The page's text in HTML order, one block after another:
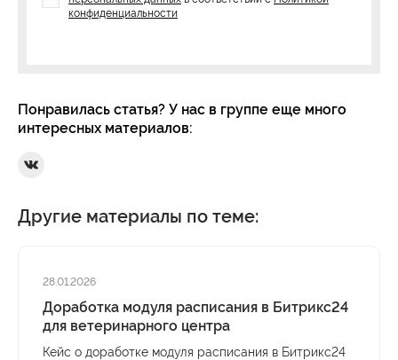
конфиденциальности
Понравилась статья? У нас в группе еще много
интересных материалов:
Ссылка на Вконтакте
Другие материалы по теме:
28.01.2026
Доработка модуля расписания в Битрикс24
для ветеринарного центра
Кейс о доработке модуля расписания в Битрикс24